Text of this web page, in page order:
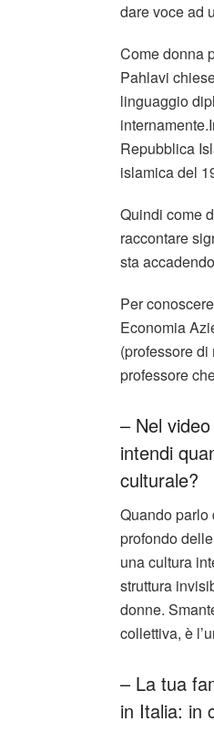
dare voce ad
Come donna
Pahlavi
linguaggio
Repubblica
islamica del
Quindi come
raccontare
sta
Per
Economia
(professore
professore
– Nel
intendi
culturale?
Quando
profondo
una cultura
struttura
donne.
collettiva, è
– La tua
in Italia: in